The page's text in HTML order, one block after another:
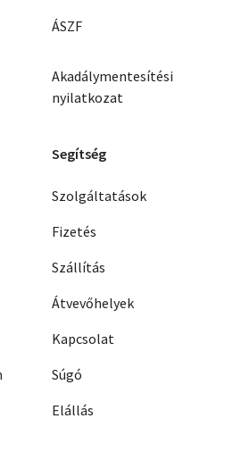
ÁSZF
Akadálymentesítési
nyilatkozat
Segítség
Szolgáltatások
Fizetés
Szállítás
Átvevőhelyek
Kapcsolat
Súgó
Elállás